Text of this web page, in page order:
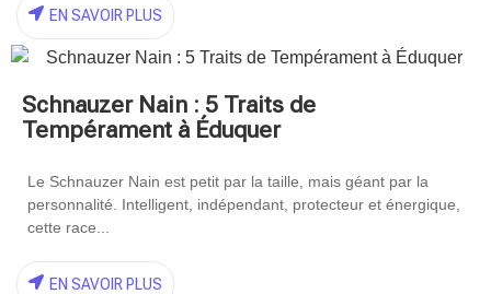
EN SAVOIR PLUS
Schnauzer Nain : 5 Traits de
Tempérament à Éduquer
Le Schnauzer Nain est petit par la taille, mais géant par la
personnalité. Intelligent, indépendant, protecteur et énergique,
cette race...
EN SAVOIR PLUS